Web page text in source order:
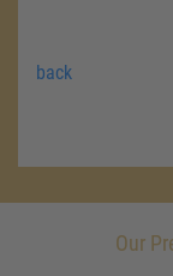
back
Our